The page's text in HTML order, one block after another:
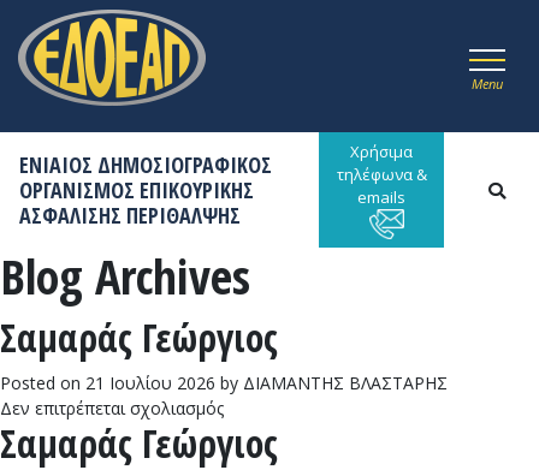
Menu
ΕΝΙΑΙΟΣ ΔΗΜΟΣΙΟΓΡΑΦΙΚΟΣ
ΟΡΓΑΝΙΣΜΟΣ ΕΠΙΚΟΥΡΙΚΗΣ
ΑΣΦΑΛΙΣΗΣ ΠΕΡΙΘΑΛΨΗΣ
Χρήσιμα
τηλέφωνα &
emails
Blog Archives
Σαμαράς Γεώργιος
Posted on 21 Ιουλίου 2026 by ΔΙΑΜΑΝΤΗΣ ΒΛΑΣΤΑΡΗΣ
Δεν επιτρέπεται σχολιασμόςστο
Σαμαράς
Γεώργιος
Σαμαράς Γεώργιος